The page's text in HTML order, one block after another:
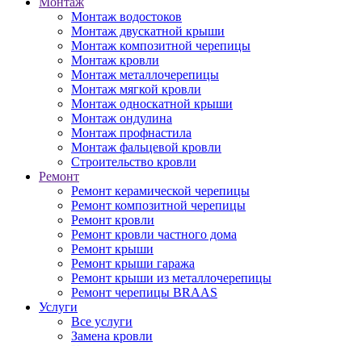
Монтаж водостоков
Монтаж двускатной крыши
Монтаж композитной черепицы
Монтаж кровли
Монтаж металлочерепицы
Монтаж мягкой кровли
Монтаж односкатной крыши
Монтаж ондулина
Монтаж профнастила
Монтаж фальцевой кровли
Строительство кровли
Ремонт
Ремонт керамической черепицы
Ремонт композитной черепицы
Ремонт кровли
Ремонт кровли частного дома
Ремонт крыши
Ремонт крыши гаража
Ремонт крыши из металлочерепицы
Ремонт черепицы BRAAS
Услуги
Все услуги
Замена кровли